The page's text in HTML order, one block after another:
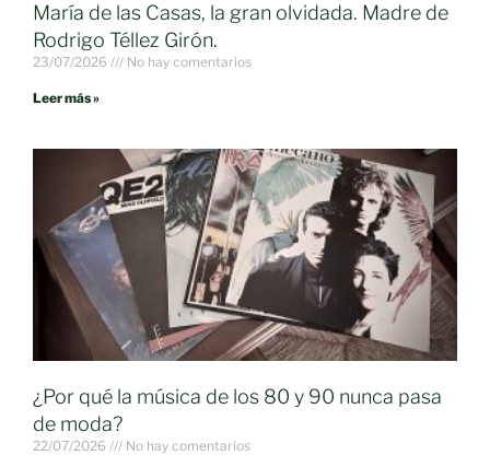
María de las Casas, la gran olvidada. Madre de
Rodrigo Téllez Girón.
23/07/2026 No hay comentarios
Leer más »
¿Por qué la música de los 80 y 90 nunca pasa
de moda?
22/07/2026 No hay comentarios